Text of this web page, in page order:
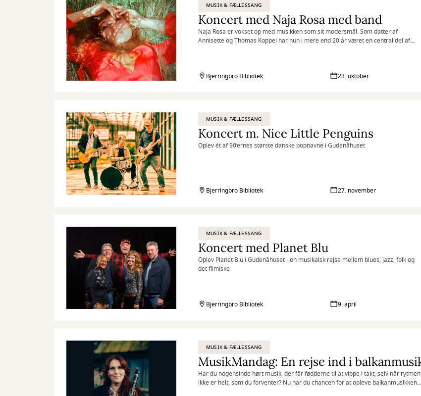
MUSIK & FÆLLESSANG
Koncert med Naja Rosa med band
Naja Rosa er vokset op med musikken som sit modersmål. Som datter af
Annisette og Thomas Koppel har hun i mere end 20 år været en central del af
Bjerringbro Bibliotek
23. oktober
MUSIK & FÆLLESSANG
Koncert m. Nice Little Penguins
Oplev ét af 90’ernes største danske popnavne i Gudenåhuset
Bjerringbro Bibliotek 27. november
MUSIK & FÆLLESSANG
Koncert med Planet Blu
Oplev Planet Blu i Gudenåhuset - en musikalsk rejse mellem blues, jazz, folk og
det filmiske
Bjerringbro Bibliotek 9. april
MUSIK & FÆLLESSANG
Har du nogensinde hørt musik, der får fødderne til at vippe i takt, selv når rytmen
ikke er helt, som du forventer? Nu har du chancen for at opleve balkanmusikkens